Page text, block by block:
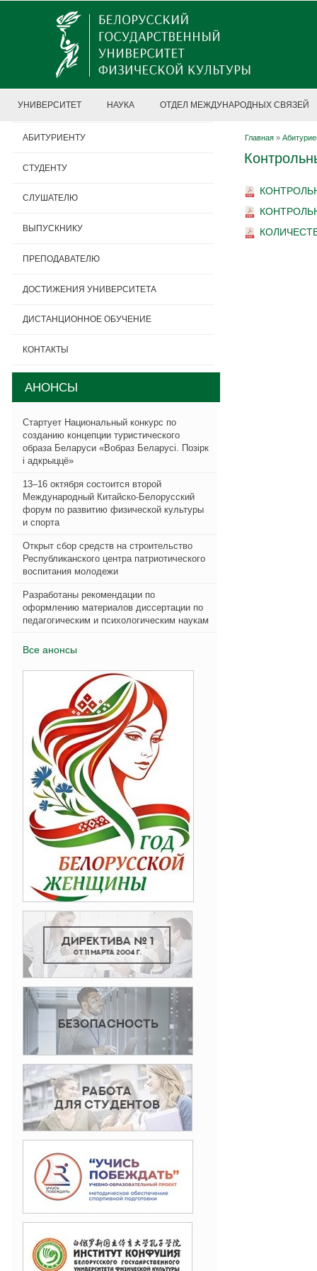
УНИВЕРСИТЕТ НАУКА ОТДЕЛ МЕЖДУНАРОДНЫХ СВЯЗЕЙ
Главная »
АБИТУРИЕНТУ
СТУДЕНТУ
СЛУШАТЕЛЮ
ВЫПУСКНИКУ
ПРЕПОДАВАТЕЛЮ
ДОСТИЖЕНИЯ УНИВЕРСИТЕТА
ДИСТАНЦИОННОЕ ОБУЧЕНИЕ
КОНТАКТЫ
АНОНСЫ
Стартует Национальный конкурс по
созданию концепции туристического
образа Беларуси «Вобраз Беларусi. Позiрк
i адкрыццё»
13–16 октября состоится второй
Международный Китайско-Белорусский
форум по развитию физической культуры
и спорта
Открыт сбор средств на строительство
Республиканского центра патриотического
воспитания молодежи
Разработаны рекомендации по
оформлению материалов диссертации по
педагогическим и психологическим наукам
Все анонсы